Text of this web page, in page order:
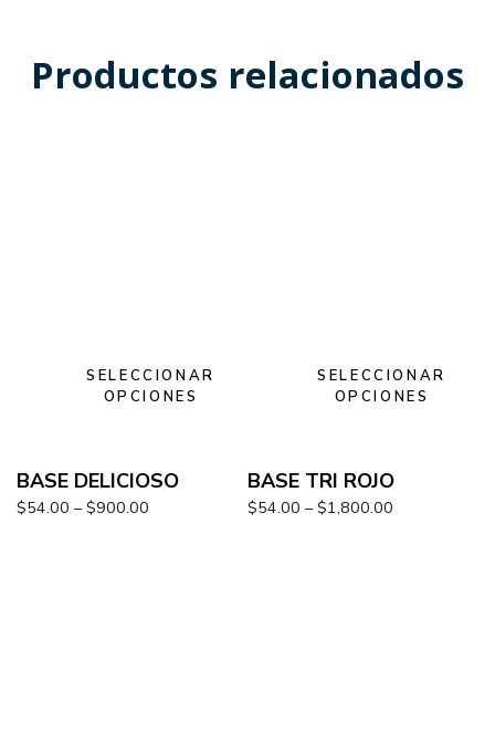
Productos relacionados
SELECCIONAR
OPCIONES
BASE DELICIOSO
$54.00 – $900.00
SELECCIONAR
OPCIONES
BASE TRI ROJO
$54.00 – $1,800.00